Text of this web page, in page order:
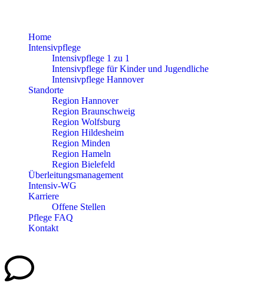
Home
Intensivpflege
Intensivpflege 1 zu 1
Intensivpflege für Kinder und Jugendliche
Intensivpflege Hannover
Standorte
Region Hannover
Region Braunschweig
Region Wolfsburg
Region Hildesheim
Region Minden
Region Hameln
Region Bielefeld
Überleitungsmanagement
Intensiv-WG
Karriere
Offene Stellen
Pflege FAQ
Kontakt